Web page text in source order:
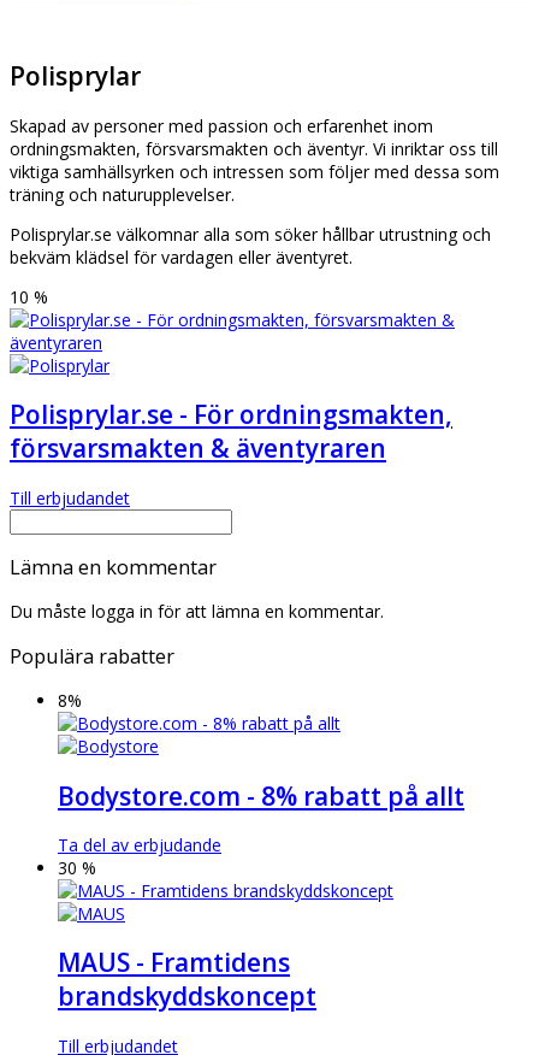
Polisprylar
Skapad av personer med passion och erfarenhet inom
ordningsmakten, försvarsmakten och äventyr. Vi inriktar oss till
viktiga samhällsyrken och intressen som följer med dessa som
träning och naturupplevelser.
Polisprylar.se välkomnar alla som söker hållbar utrustning och
bekväm klädsel för vardagen eller äventyret.
10 %
Polisprylar.se - För ordningsmakten,
försvarsmakten & äventyraren
Till erbjudandet
Lämna en kommentar
Du måste logga in för att lämna en kommentar.
Populära rabatter
8%
Bodystore.com - 8% rabatt på allt
Ta del av erbjudande
30 %
MAUS - Framtidens
brandskyddskoncept
Till erbjudandet